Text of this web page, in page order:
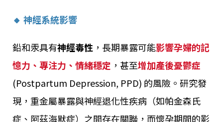
🔸 神經系統影響
鉛和汞具有神經毒性 ，長期暴露可能影響孕婦的記
憶力、專注力、情緒穩定 ，甚至增加產後憂鬱症
(Postpartum Depression, PPD) 的風險。研究發
現，重金屬暴露與神經退化性疾病（如帕金森氏
症、阿茲海默症）之間存在關聯，而懷孕期間的影